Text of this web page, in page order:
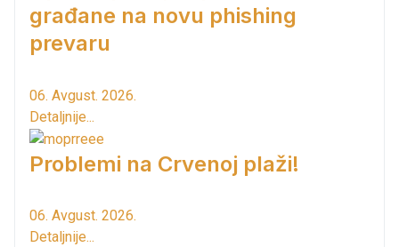
građane na novu phishing
prevaru
06. Avgust. 2026.
Detaljnije...
Problemi na Crvenoj plaži!
06. Avgust. 2026.
Detaljnije...